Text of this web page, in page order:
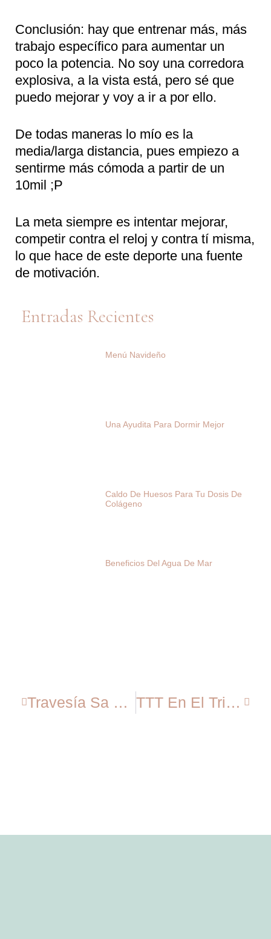
Conclusión: hay que entrenar más, más
trabajo específico para aumentar un
poco la potencia. No soy una corredora
explosiva, a la vista está, pero sé que
puedo mejorar y voy a ir a por ello.
De todas maneras lo mío es la
media/larga distancia, pues empiezo a
sentirme más cómoda a partir de un
10mil ;P
La meta siempre es intentar mejorar,
competir contra el reloj y contra tí misma,
lo que hace de este deporte una fuente
de motivación.
Entradas Recientes
Menú Navideño
Una Ayudita Para Dormir Mejor
Caldo De Huesos Para Tu Dosis De
Colágeno
Beneficios Del Agua De Mar
Travesía Sa Rápita – Podio Aina (2ªFMB) TTT En El Triatlón Olímpico Wild Wolf Series By Polar